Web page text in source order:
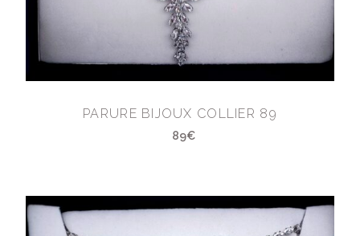
PARURE BIJOUX COLLIER 89
89€